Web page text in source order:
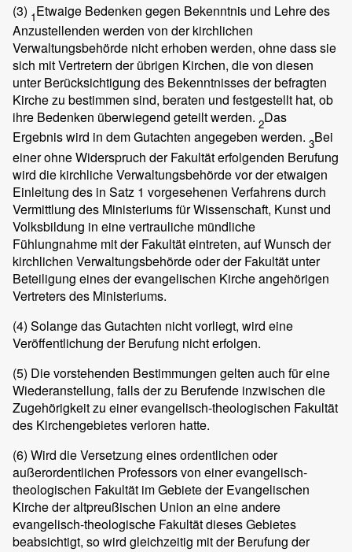
(3) 1Etwaige Bedenken gegen Bekenntnis und Lehre des
Anzustellenden werden von der kirchlichen
Verwaltungsbehörde nicht erhoben werden, ohne dass sie
sich mit Vertretern der übrigen Kirchen, die von diesen
unter Berücksichtigung des Bekenntnisses der befragten
Kirche zu bestimmen sind, beraten und festgestellt hat, ob
ihre Bedenken überwiegend geteilt werden. 2Das
Ergebnis wird in dem Gutachten angegeben werden. 3Bei
einer ohne Widerspruch der Fakultät erfolgenden Berufung
wird die kirchliche Verwaltungsbehörde vor der etwaigen
Einleitung des in Satz 1 vorgesehenen Verfahrens durch
Vermittlung des Ministeriums für Wissenschaft, Kunst und
Volksbildung in eine vertrauliche mündliche
Fühlungnahme mit der Fakultät eintreten, auf Wunsch der
kirchlichen Verwaltungsbehörde oder der Fakultät unter
Beteiligung eines der evangelischen Kirche angehörigen
Vertreters des Ministeriums.
(4) Solange das Gutachten nicht vorliegt, wird eine
Veröffentlichung der Berufung nicht erfolgen.
(5) Die vorstehenden Bestimmungen gelten auch für eine
Wiederanstellung, falls der zu Berufende inzwischen die
Zugehörigkeit zu einer evangelisch-theologischen Fakultät
des Kirchengebietes verloren hatte.
(6) Wird die Versetzung eines ordentlichen oder
außerordentlichen Professors von einer evangelisch-
theologischen Fakultät im Gebiete der Evangelischen
Kirche der altpreußischen Union an eine andere
evangelisch-theologische Fakultät dieses Gebietes
beabsichtigt, so wird gleichzeitig mit der Berufung der